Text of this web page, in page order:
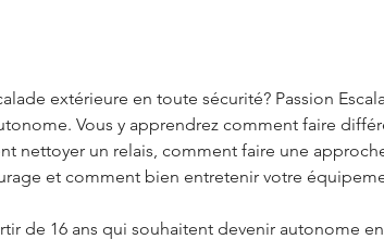
extérieure en toute sécurité? Passion
Vous y apprendrez comment faire
nettoyer un relais, comment faire une
et comment bien entretenir votre
de 16 ans qui souhaitent devenir autonome